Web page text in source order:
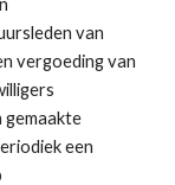
van
vergoeding van
gemaakte
een